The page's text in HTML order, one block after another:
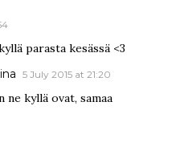
parasta kesässä <3
5 July 2015 at 21:20
ne kyllä ovat, samaa